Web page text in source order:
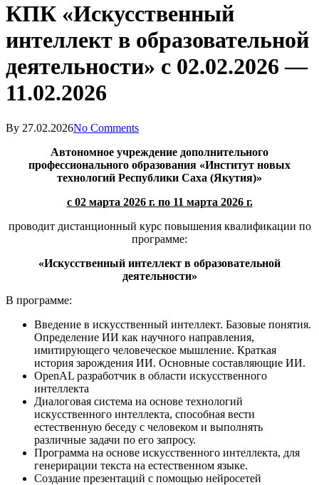
КПК «Искусственный
интеллект в образовательной
деятельности» с 02.02.2026 —
11.02.2026
By 27.02.2026No Comments
Автономное учреждение дополнительного
профессионального образования «Институт новых
технологий Республики Саха (Якутия)»
с 02 марта 2026 г. по 11 марта 2026 г.
проводит дистанционный курс повышения квалификации по
программе:
«Искусственный интеллект в образовательной
деятельности»
В программе:
Введение в искусственный интеллект. Базовые понятия.
Определение ИИ как научного направления,
имитирующего человеческое мышление. Краткая
история зарождения ИИ. Основные составляющие ИИ.
OpenAL разработчик в области искусственного
интеллекта
Диалоговая система на основе технологий
искусственного интеллекта, способная вести
естественную беседу с человеком и выполнять
различные задачи по его запросу.
Программа на основе искусственного интеллекта, для
генерирации текста на естественном языке.
Создание презентаций с помощью нейросетей